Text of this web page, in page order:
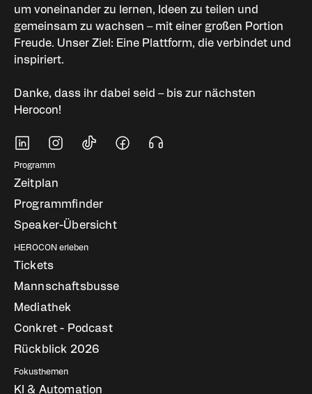
um voneinander zu lernen, Ideen zu teilen und
gemeinsam zu wachsen – mit einer großen Portion
Freude. Unser Ziel: Eine Plattform, die verbindet und
inspiriert.
Danke, dass ihr dabei seid – bis zur nächsten
Herocon!
Soziale Medien
Fußbereich
Programm
Zeitplan
Programmfinder
Speaker-Übersicht
HEROCON erleben
Tickets
Mannschaftsbusse
Mediathek
Conkret - Podcast
Rückblick 2026
Fokusthemen
KI & Automation